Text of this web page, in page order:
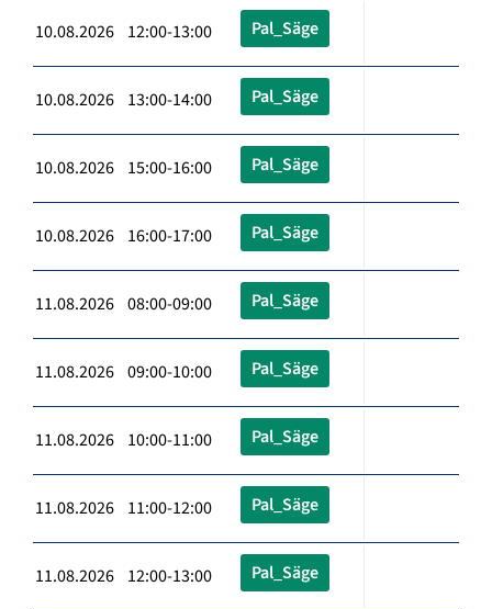
10.08.2026 12:00-13:00 Pal_Säge
10.08.2026 13:00-14:00 Pal_Säge
10.08.2026 15:00-16:00 Pal_Säge
10.08.2026 16:00-17:00 Pal_Säge
11.08.2026 08:00-09:00 Pal_Säge
11.08.2026 09:00-10:00 Pal_Säge
11.08.2026 10:00-11:00 Pal_Säge
11.08.2026 11:00-12:00 Pal_Säge
11.08.2026 12:00-13:00 Pal_Säge